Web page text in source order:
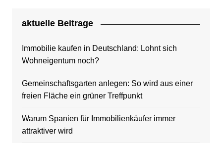
aktuelle Beitrage
Immobilie kaufen in Deutschland: Lohnt sich
Wohneigentum noch?
Gemeinschaftsgarten anlegen: So wird aus einer
freien Fläche ein grüner Treffpunkt
Warum Spanien für Immobilienkäufer immer
attraktiver wird